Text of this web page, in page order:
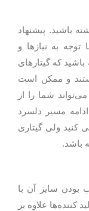
باشید. پیشنهاد
به نیازها و
که گیتارهای
و ممکن است
شما را از
مسیر دلسرد
کنید ولی گیتاری
باشد.
بودن سایز آن با
کننده‌ها علاوه بر